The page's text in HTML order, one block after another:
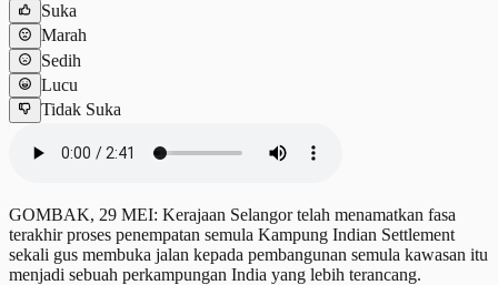
Suka
Marah
Sedih
Lucu
Tidak Suka
GOMBAK, 29 MEI: Kerajaan Selangor telah menamatkan fasa
terakhir proses penempatan semula Kampung Indian Settlement
sekali gus membuka jalan kepada pembangunan semula kawasan itu
menjadi sebuah perkampungan India yang lebih terancang.